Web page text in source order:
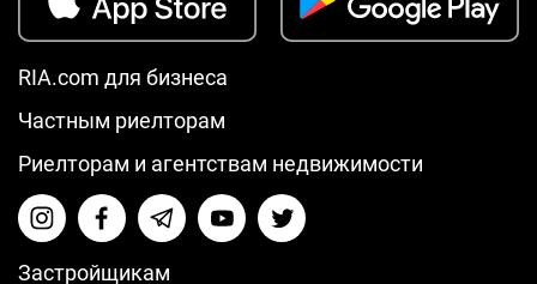
RIA.com для бизнеса
Частным риелторам
Риелторам и агентствам недвижимости
Застройщикам